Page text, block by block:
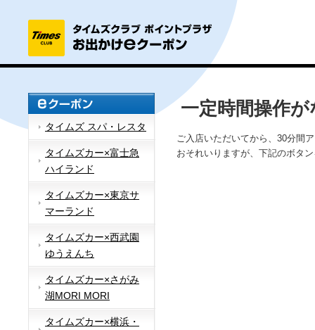
タイムズ スパ・レスタ
タイムズカー×富士急
ハイランド
タイムズカー×東京サ
マーランド
タイムズカー×西武園
ゆうえんち
タイムズカー×さがみ
湖MORI MORI
タイムズカー×横浜・
一定時間操作
ご入店いただいてから、30分間
おそれいりますが、下記のボタ